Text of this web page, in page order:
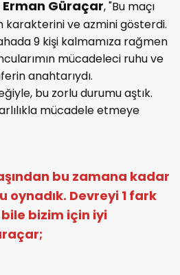
Erman Güraçar, "Bu maçı
karakterini ve azmini gösterdi.
9 kişi kalmamıza rağmen
mücadeleci ruhu ve
anahtarıydı.
bu zorlu durumu aştık.
mücadele etmeye
bu zamana kadar
oynadık. Devreyi 1 fark
bizim için iyi